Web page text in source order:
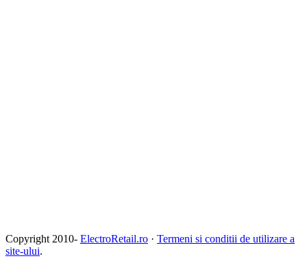
Copyright 2010- ElectroRetail.ro · Termeni si conditii de utilizare a
site-ului.